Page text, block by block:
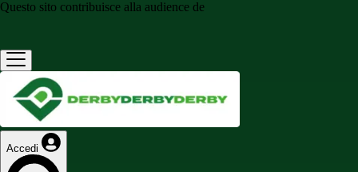
Questo sito contribuisce alla audience de
Accedi